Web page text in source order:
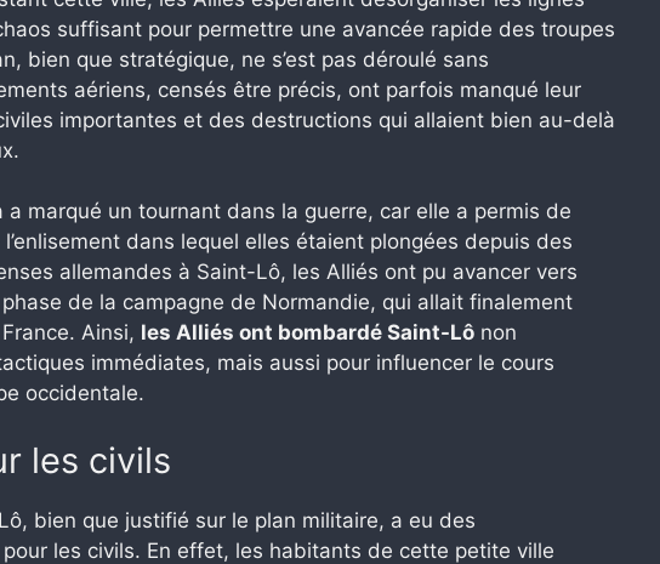
suffisant pour permettre une avancée rapide des troupes
bien que stratégique, ne s’est pas déroulé sans
aériens, censés être précis, ont parfois manqué leur
importantes et des destructions qui allaient bien au-delà
a marqué un tournant dans la guerre, car elle a permis de
dans lequel elles étaient plongées depuis des
allemandes à Saint-Lô, les Alliés ont pu avancer vers
de la campagne de Normandie, qui allait finalement
Ainsi, les Alliés ont bombardé Saint-Lô non
immédiates, mais aussi pour influencer le cours
occidentale.
les civils
bien que justifié sur le plan militaire, a eu des
les civils. En effet, les habitants de cette petite ville